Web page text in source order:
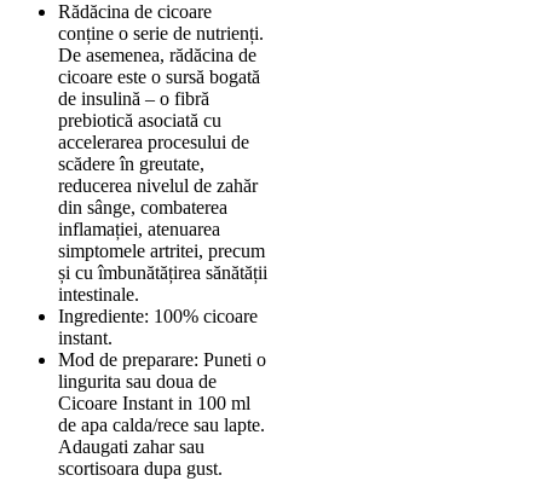
Rădăcina de cicoare
conține o serie de nutrienți.
De asemenea, rădăcina de
cicoare este o sursă bogată
de insulină – o fibră
prebiotică asociată cu
accelerarea procesului de
scădere în greutate,
reducerea nivelul de zahăr
din sânge, combaterea
inflamației, atenuarea
simptomele artritei, precum
și cu îmbunătățirea sănătății
intestinale.
Ingrediente: 100% cicoare
instant.
Mod de preparare: Puneti o
lingurita sau doua de
Cicoare Instant in 100 ml
de apa calda/rece sau lapte.
Adaugati zahar sau
scortisoara dupa gust.